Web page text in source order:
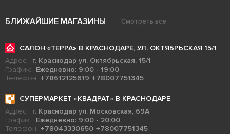
БЛИЖАЙШИЕ МАГАЗИНЫ Смотреть все
САЛОН «ТЕРРА» В КРАСНОДАРЕ, УЛ. ОКТЯБРЬСКАЯ 15/1
Адрес:
г. Краснодар ул. Октябрьская, 15/1
График:
Ежедневно: 9:00 - 19:00
Телефон: +78612125619 +78007751345
СУПЕРМАРКЕТ «КВАДРАТ» В КРАСНОДАРЕ
Адрес:
г. Краснодар ул. Московская, 69А
График:
Ежедневно: 9:00 - 20:00
Телефон: +78043330650 +78007751345